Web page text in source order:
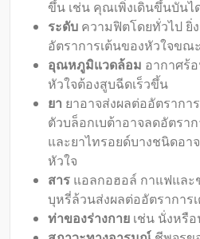
ขึ้น เช่น คุณเพิ่งเดินขึ้นบันไ
ระดับ ความฟิตโดยทั่วไป ยิ่
อัตราการเต้นของหัวใจขณ
อุณหภูมิแวดล้อม อากาศร้
หัวใจต้องสูบฉีดเร็วขึ้น
ยา ยาอาจส่งผลต่ออัตราก
ตัวบล็อกเบต้าอาจลดอัตรา
และยาไทรอยด์บางชนิดอา
หัวใจ
สาร แอลกอฮอล์ กาแฟและ
บุหรี่ล้วนส่งผลต่ออัตรากา
ท่าของร่างกาย เช่น นั่งหรื